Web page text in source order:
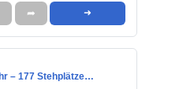
➦ ➜
– 177 Stehplätze…